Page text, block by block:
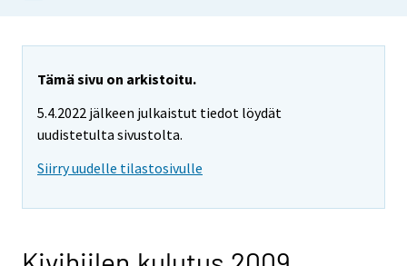
Tämä sivu on arkistoitu.
5.4.2022 jälkeen julkaistut tiedot löydät
uudistetulta sivustolta.
Siirry uudelle tilastosivulle